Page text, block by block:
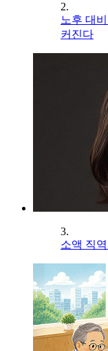
2.
노후 대
커진다
3.
소액 직